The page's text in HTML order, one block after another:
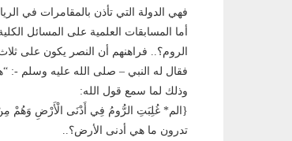
فهي الدولة التي تأذن بالمقامرات في
أما المسابقات العلمية على المسائل
الروم؟.. فراهنهم أن النصر يكون على
فقال له النبي – صلى الله عليه وسلم -:
وذلك لما سمع قول الله:
{الم* غُلِبَتِ الرُّومُ فِي أَدْنَى الْأَرْضِ وَهُمْ
تدرون ما هي أدنى الأرض؟..